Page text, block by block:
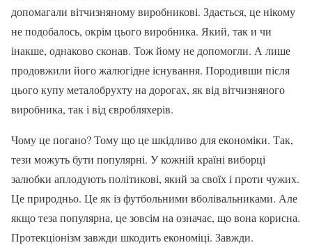
допомагали вітчизняному виробникові. Здається, це нікому
не подобалось, окрім цього виробника. Який, так и чи
інакше, однаково сконав. Тож йому не допомогли. А лише
продовжили його жалюгідне існування. Породивши після
цього купу металобрухту на дорогах, як від вітчизняного
виробника, так і від євробляхерів.
Чому це погано? Тому що це шкідливо для економіки. Так,
тези можуть бути популярні. У кожній країні виборці
залюбки аплодують політикові, який за своїх і проти чужих.
Це природньо. Це як із футбольними вболівальниками. Але
якщо теза популярна, це зовсім на означає, що вона корисна.
Протекціонізм завжди шкодить економіці. Завжди.